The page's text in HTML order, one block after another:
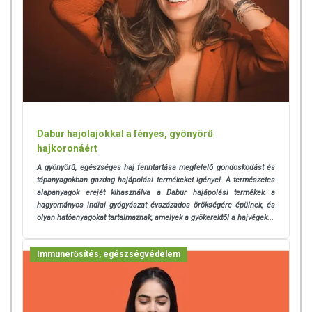
betegségeket. A termék nem az orvosi kezelés helyettesítésére
alkalmas. Betegség esetén használatát beszélje
meg kezelőorvosával! Kerülni kell a szembejutást. Az ajánlott napi
alkalmazási mennyiséget ne lépje túl! Ne használja irritált vagy sérült
bőrfelületen! Ne használja a készítményt, ha az összetevők
bármelyikére érzékeny vagy allergiás! Ha kiütés jelentkezik,
függessze fel a használatát! Gyermekektől elzárva tartandó.
Dabur hajolajokkal a fényes, gyönyörű
hajkoronáért
A gyönyörű, egészséges haj fenntartása megfelelő gondoskodást és
tápanyagokban gazdag hajápolási termékeket igényel. A természetes
alapanyagok erejét kihasználva a Dabur hajápolási termékek a
hagyományos indiai gyógyászat évszázados örökségére épülnek, és
olyan hatóanyagokat tartalmaznak, amelyek a gyökerektől a hajvégek...
Immunerősítés, egészségvédelem